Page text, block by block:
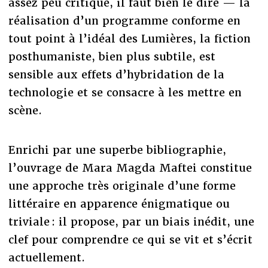
réalisation d’un programme conforme en
tout point à l’idéal des Lumières, la fiction
posthumaniste, bien plus subtile, est
sensible aux effets d’hybridation de la
technologie et se consacre à les mettre en
scène.
Enrichi par une superbe bibliographie,
l’ouvrage de Mara Magda Maftei constitue
une approche très originale d’une forme
littéraire en apparence énigmatique ou
triviale : il propose, par un biais inédit, une
clef pour comprendre ce qui se vit et s’écrit
actuellement.